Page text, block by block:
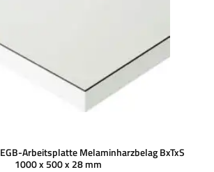
Arbeitsplatte Melaminharzbelag BxTxS
1000 x 500 x 28 mm